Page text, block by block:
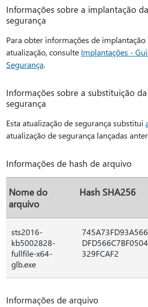
Informações sobre a implantação
segurança
Para obter informações de implantação
atualização, consulte Implantações -
Segurança.
Informações sobre a substituição
segurança
Esta atualização de segurança substitui
atualização de segurança lançadas
Informações de hash de arquivo
Nome do
arquivo
Hash SHA256
sts2016-
kb5002828-
fullfile-x64-
glb.exe
329FCAF2
Informações de arquivo